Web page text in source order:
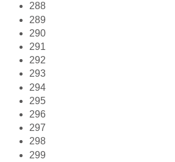
288
289
290
291
292
293
294
295
296
297
298
299